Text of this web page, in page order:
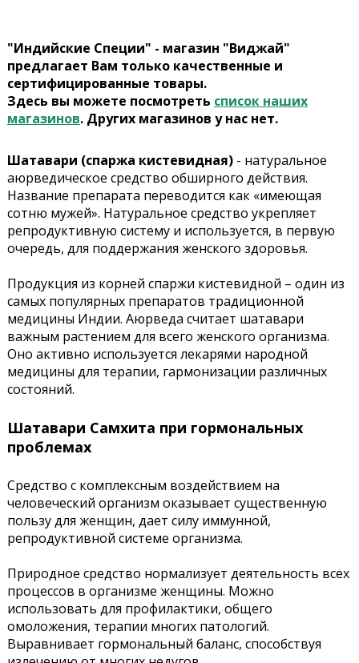
"Индийские Специи" - магазин "Виджай"
предлагает Вам только качественные и
сертифицированные товары.
Здесь вы можете посмотреть список наших
магазинов. Других магазинов у нас нет.
Шатавари (спаржа кистевидная)- натуральное
аюрведическое средство обширного действия.
Название препарата переводится как «имеющая
сотню мужей». Натуральное средство укрепляет
репродуктивную систему и используется, в первую
очередь, для поддержания женского здоровья.
Продукция из корней спаржи кистевидной – один из
самых популярных препаратов традиционной
медицины Индии. Аюрведа считает шатавари
важным растением для всего женского организма.
Оно активно используется лекарями народной
медицины для терапии, гармонизации различных
состояний.
Шатавари Самхита при гормональных
проблемах
Средство с комплексным воздействием на
человеческий организм оказывает существенную
пользу для женщин, дает силу иммунной,
репродуктивной системе организма.
Природное средство нормализует деятельность всех
процессов в организме женщины. Можно
использовать для профилактики, общего
омоложения, терапии многих патологий.
Выравнивает гормональный баланс, способствуя